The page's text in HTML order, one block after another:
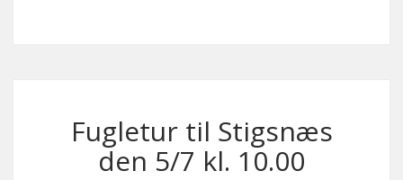
Fugletur til Stigsnæs
den 5/7 kl. 10.00